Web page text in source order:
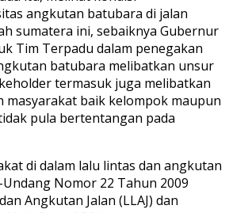
angkutan batubara di jalan
sumatera ini, sebaiknya Gubernur
Tim Terpadu dalam penegakan
batubara melibatkan unsur
termasuk juga melibatkan
baik kelompok maupun
pula bertentangan pada
di dalam lalu lintas dan angkutan
Nomor 22 Tahun 2009
Angkutan Jalan (LLAJ) dan